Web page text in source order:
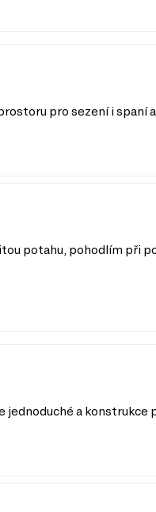
pro sezení i spaní
potahu, pohodlím při
a